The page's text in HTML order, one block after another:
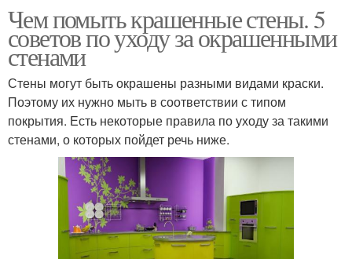
Чем помыть крашенные стены. 5
советов по уходу за окрашенными
стенами
Стены могут быть окрашены разными видами краски.
Поэтому их нужно мыть в соответствии с типом
покрытия. Есть некоторые правила по уходу за такими
стенами, о которых пойдет речь ниже.